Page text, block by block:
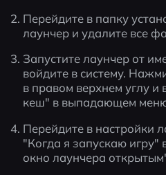
Перейдите в папку
лаунчер и удалите все
Запустите лаунчер от
войдите в систему.
в правом верхнем углу и
кеш" в выпадающем
Перейдите в настройки
"Когда я запускаю игру"
окно лаунчера